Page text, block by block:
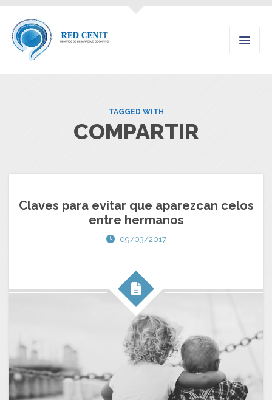
TAGGED WITH
COMPARTIR
Claves para evitar que aparezcan celos
entre hermanos
09/03/2017